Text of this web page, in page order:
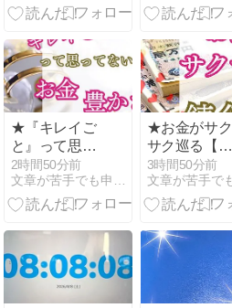
た♡
★『キレイご
と』って思っ
てない？お金
と豊かさの本
当の関係
2時間50分前
文章が苦手でも申し込まれるステップメールが作れるブログ
★お金がサク
サク巡る【心
地いい錬金
術】♡
3時間50分前